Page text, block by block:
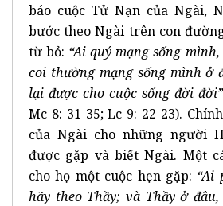
báo cuộc Tử Nạn của Ngài,
bước theo Ngài trên con
từ bỏ: “Ai quý mạng sống
coi thường mạng sống mình ở
lại được cho cuộc sống đời đời”
Mc 8: 31-35; Lc 9: 22-23).
của Ngài cho những người
được gặp và biết Ngài. Một
cho họ một cuộc hẹn gặp: “Ai
hãy theo Thầy; và Thầy ở